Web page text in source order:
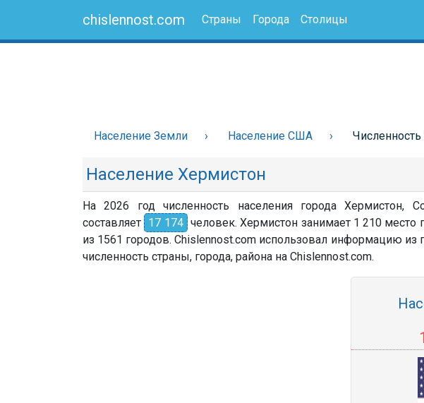
chislennost.com Страны Города Столицы
Население Земли Население США
Население Хермистон
На 2026 год численность населения города Хермистон,
составляет 17 174 человек. Хермистон занимает 1 210 место
из 1561 городов. Chislennost.com использовал информацию из
численность страны, города, района на Chislennost.com.